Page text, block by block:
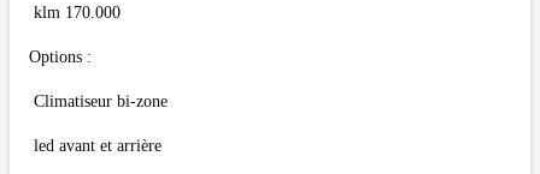
klm 170.000
Options :
Climatiseur bi-zone
led avant et arrière